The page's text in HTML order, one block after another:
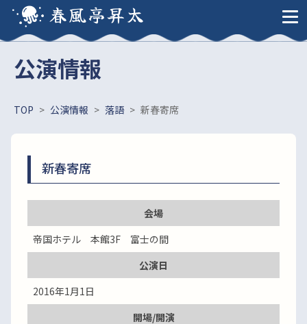
春風亭昇太
公演情報
TOP > 公演情報 > 落語 > 新春寄席
新春寄席
会場
帝国ホテル 本館3F 富士の間
公演日
2016年1月1日
開場/開演